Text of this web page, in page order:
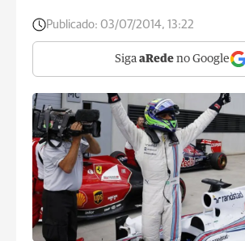
Publicado: 03/07/2014, 13:22
Siga aRede no Google